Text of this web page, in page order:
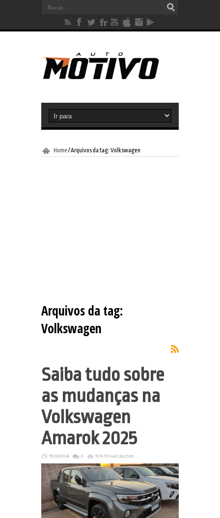
Home /Arquivos da tag: Volkswagen
Arquivos da tag:
Volkswagen
Saiba tudo sobre
as mudanças na
Volkswagen
Amarok 2025
15/08/2024 0 3176 Visualizações